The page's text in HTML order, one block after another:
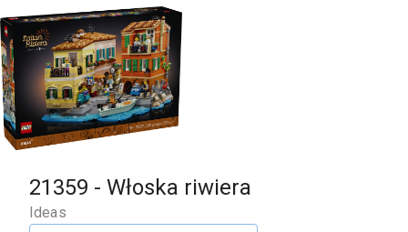
21359 - Włoska riwiera
Ideas